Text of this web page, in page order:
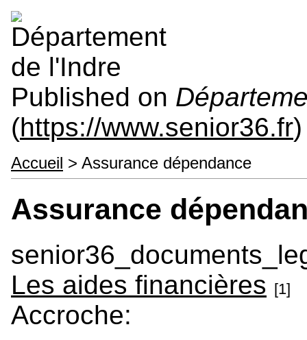
Published on
(https://www.senior36.fr)
Accueil > Assurance dépendance
Assurance
Les aides financières [1]
Accroche: